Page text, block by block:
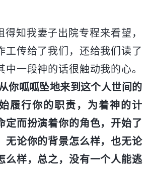
得知我妻子出院专程来看望，
工传给了我们，还给我们读了
中一段神的话很触动我的心。
你呱呱坠地来到这个人世间的
履行你的职责，为着神的计
定而扮演着你的角色，开始了
无论你的背景怎么样，也无论
么样，总之，没有一个人能逃